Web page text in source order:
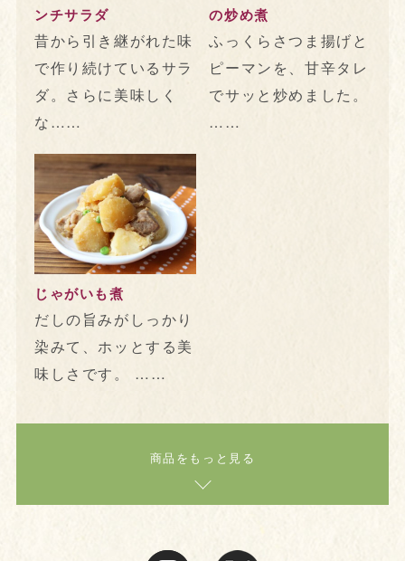
ンチサラダ
昔から引き継がれた味
で作り続けているサラ
ダ。さらに美味しく
な……
の炒め煮
ふっくらさつま揚げと
ピーマンを、甘辛タレ
でサッと炒めました。
……
じゃがいも煮
だしの旨みがしっかり
染みて、ホッとする美
味しさです。 ……
商品をもっと見る